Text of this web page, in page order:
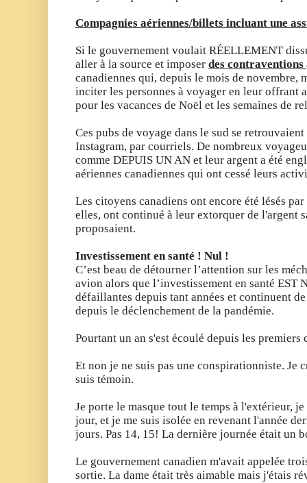
Compagnies aériennes/billets incluant une
Si le gouvernement voulait RÉELLEMENT
aller à la source et imposer des contraventions
canadiennes qui, depuis le mois de
inciter les personnes à voyager en leur offrant
pour les vacances de Noël et les semaines de
Ces pubs de voyage dans le sud se
Instagram, par courriels. De nombreux
comme DEPUIS UN AN et leur argent a été
aériennes canadiennes qui ont cessé leurs
Les citoyens canadiens ont encore été lésés
elles, ont continué à leur extorquer de l'argent
proposaient.
Investissement en santé ! Nul !
C’est beau de détourner l’attention sur les
avion alors que l’investissement en santé EST
défaillantes depuis tant années et continuent
depuis le déclenchement de la pandémie.
Pourtant un an s'est écoulé depuis les
Et non je ne suis pas une conspirationniste. Je
suis témoin.
Je porte le masque tout le temps à l'extérieur,
jour, et je me suis isolée en revenant l'année
jours. Pas 14, 15! La dernière journée était un
Le gouvernement canadien m'avait appelée
sortie. La dame était très aimable mais j'étais